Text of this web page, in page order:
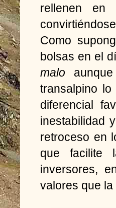
rellenen en
Como
bolsas en el
malo
transalpino
diferencial
inestabilidad
retroceso en
que facilite
inversores,
valores que